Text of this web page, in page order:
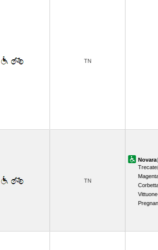
TN
TN
Novara
Trecate